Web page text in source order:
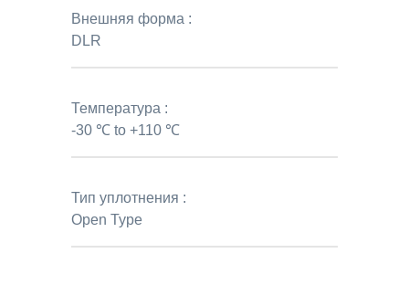
Внешняя форма :
DLR
Температура :
-30 ℃ to +110 ℃
Тип уплотнения :
Open Type